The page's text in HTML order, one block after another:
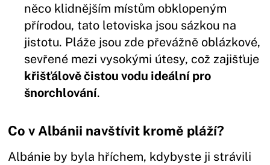
něco klidnějším místům obklopeným
přírodou, tato letoviska jsou sázkou na
jistotu. Pláže jsou zde převážně oblázkové,
sevřené mezi vysokými útesy, což zajišťuje
křišťálově čistou vodu ideální pro
šnorchlování.
Co v Albánii navštívit kromě pláží?
Albánie by byla hříchem, kdybyste ji strávili